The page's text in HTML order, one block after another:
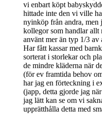
vi enbart köpt
hittade inte den vi ville
nyinköp från andra, men
kollegor som handlar
använt mer än typ 1/3
Har fått kassar med
sorterat i storlekar och
de mindre kläderna när
(för ev framtida behov
har jag en förteckning i
(japp, detta gjorde jag
jag lätt kan se om vi
upprätthålla detta med